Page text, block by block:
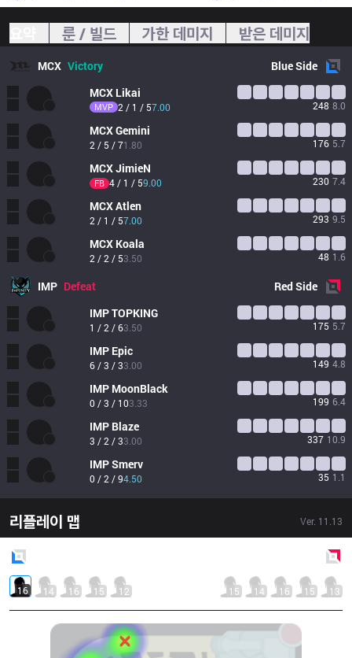
룬 / 빌드 가한 데미지 받은 데미지
MCX Victory BlueSide
MCX Likai
MVP 2 / 1 / 57.00 248 8.0
MCXGemini
2 / 5 / 71.80 176 5.7
MCXJimieN
FB 4 / 1 / 59.00 230 7.4
MCXAtlen
2 / 1 / 57.00 293 9.5
MCX Koala
2 / 2 / 53.50 48 1.6
IMP Defeat RedSide
IMPTOPKING
1 / 2 / 63.50 175 5.7
IMP Epic
6 / 3 / 33.00 149 4.8
IMP MoonBlack
0 / 3 / 103.33 199 6.4
IMP Blaze
3 / 2 / 33.00 337 10.9
IMPSmerv
0 / 2 / 94.50 35 1.1
리플레이 맵 Ver. 11.13
16 14 16 15 12 15 14 16 15 13